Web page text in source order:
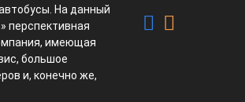
На данный
перспективная
имеющая
большое
и, конечно же,